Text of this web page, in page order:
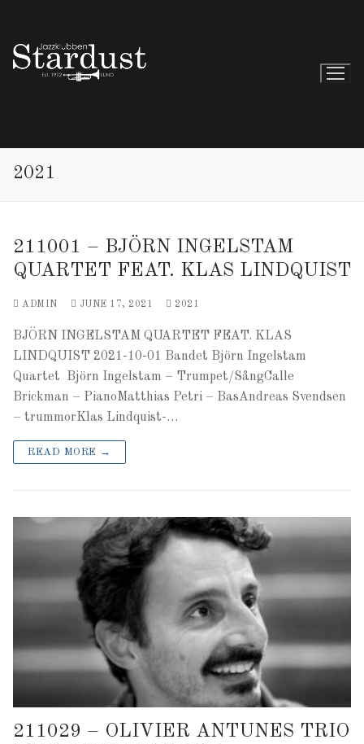
2021
211001 – BJÖRN INGELSTAM
QUARTET FEAT. KLAS LINDQUIST
ADMIN JUNE 17, 2021 2021
BJÖRN INGELSTAM QUARTET FEAT. KLAS
LINDQUIST 2021-10-01 Bandet Björn Ingelstam
Quartet Björn Ingelstam – Trumpet/SångCalle
Brickman – PianoMatthias Petri – BasAndreas Svendsen
– trummorKlas Lindquist-…
READ MORE →
211029 – OLIVIER ANTUNES TRIO